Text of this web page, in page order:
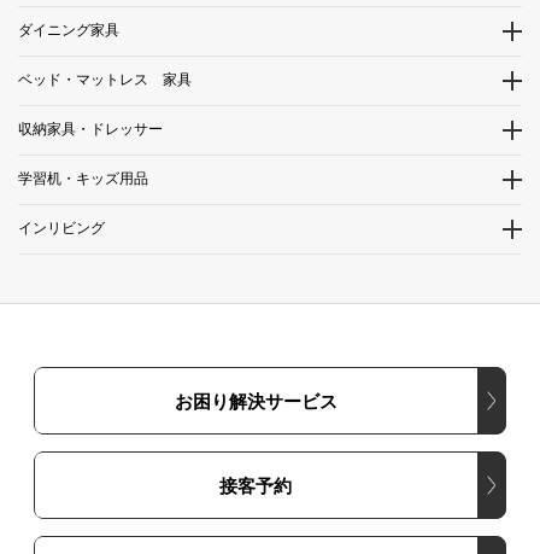
ダイニング家具
ベッド・マットレス 家具
収納家具・ドレッサー
学習机・キッズ用品
インリビング
お困り解決サービス
接客予約